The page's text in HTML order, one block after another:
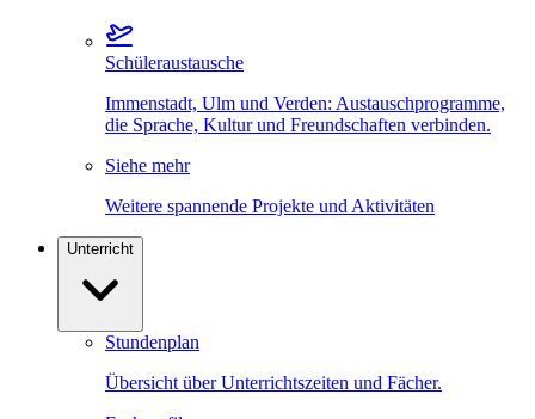
Schüleraustausche
Immenstadt, Ulm und Verden: Austauschprogramme,
die Sprache, Kultur und Freundschaften verbinden.
Siehe mehr
Weitere spannende Projekte und Aktivitäten
Unterricht
Stundenplan
Übersicht über Unterrichtszeiten und Fächer.